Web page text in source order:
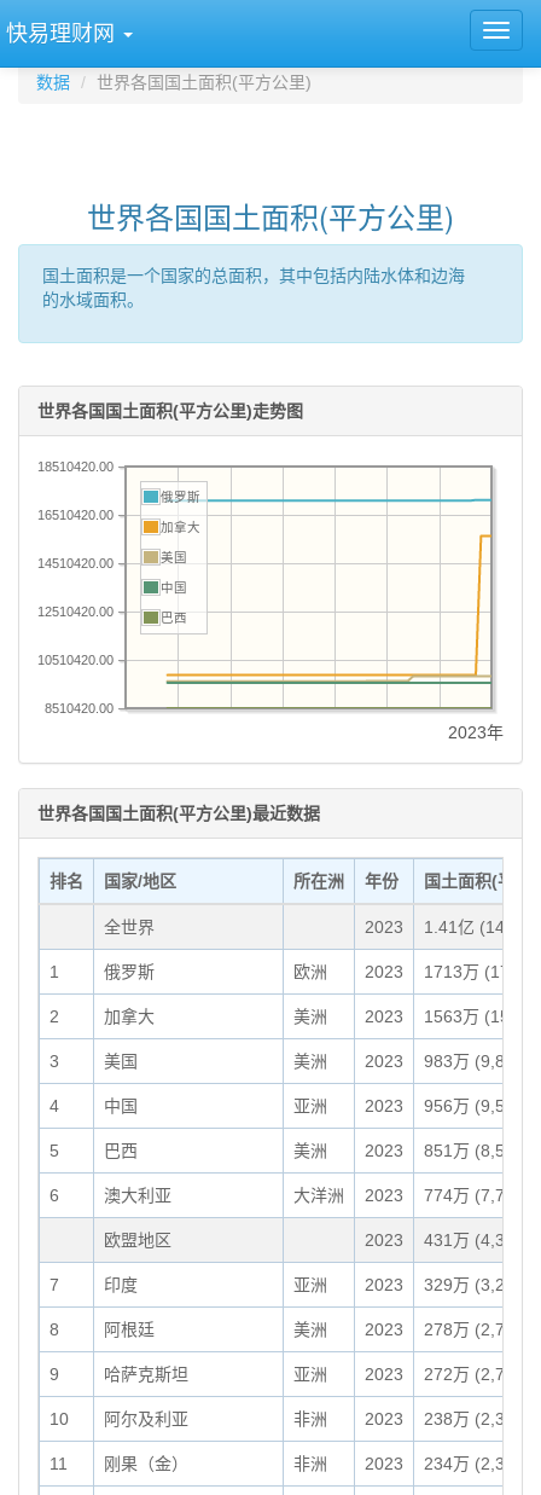
快易理财网
数据 世界各国国土面积(平方公里)
世界各国国土面积(平方公里)
国土面积是一个国家的总面积，其中包括内陆水体和边海
的水域面积。
世界各国国土面积(平方公里)走势图
8510420.00
10510420.00
12510420.00
14510420.00
16510420.00
18510420.00
俄罗斯
加拿大
美国
中国
巴西
2023年
世界各国国土面积(平方公里)最近数据
排名 国家/地区 所在洲 年份 国土面积(平方
全世界 2023 1.41亿
1 俄罗斯 欧洲 2023 1713万
2 加拿大 美洲 2023 1563万
3 美国 美洲 2023 983万
4 中国 亚洲 2023 956万
5 巴西 美洲 2023 851万
6 澳大利亚 大洋洲 2023 774万
欧盟地区 2023 431万
7 印度 亚洲 2023 329万
8 阿根廷 美洲 2023 278万
9 哈萨克斯坦 亚洲 2023 272万
10 阿尔及利亚 非洲 2023 238万
11 刚果（金） 非洲 2023 234万